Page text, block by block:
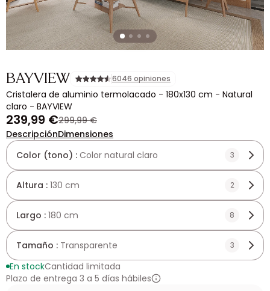
BAYVIEW 6046 opiniones
Cristalera de aluminio termolacado - 180x130 cm - Natural
claro - BAYVIEW
239,99 €299,99 €
DescripciónDimensiones
Color (tono) : Color natural claro 3
Altura : 130 cm 2
Largo : 180 cm 8
Tamaño : Transparente 3
En stockCantidad limitada
Plazo de entrega 3 a 5 días hábiles